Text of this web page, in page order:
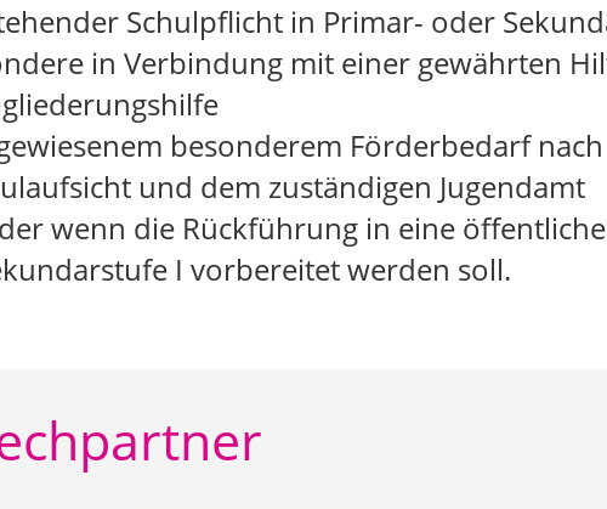
Schulpflicht in Primar- oder
in Verbindung mit einer gewährten
besonderem Förderbedarf
und dem zuständigen Jugendamt
wenn die Rückführung in eine
I vorbereitet werden soll.